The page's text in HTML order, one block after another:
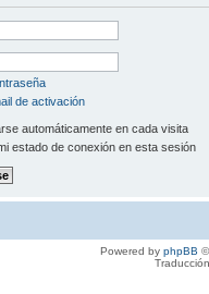
de activación
automáticamente en cada visita
estado de conexión en esta sesión
Powered by phpBB